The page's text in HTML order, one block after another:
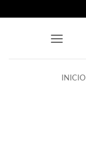
al
INICIO